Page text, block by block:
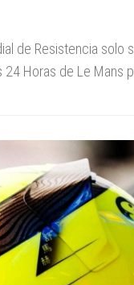
de Resistencia solo
Horas de Le Mans